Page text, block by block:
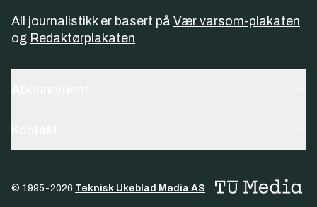
All journalistikk er basert på Vær varsom-plakaten
og Redaktørplakaten
© 1995-2026 Teknisk Ukeblad Media AS